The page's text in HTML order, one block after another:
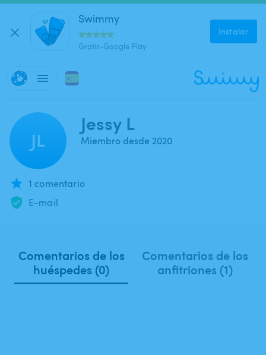
Swimmy
Gratis-Google Play
Instalar
JL
Jessy L
Miembro desde 2020
1 comentario
E-mail
Comentarios de los
huéspedes (0)
Comentarios de los
anfitriones (1)